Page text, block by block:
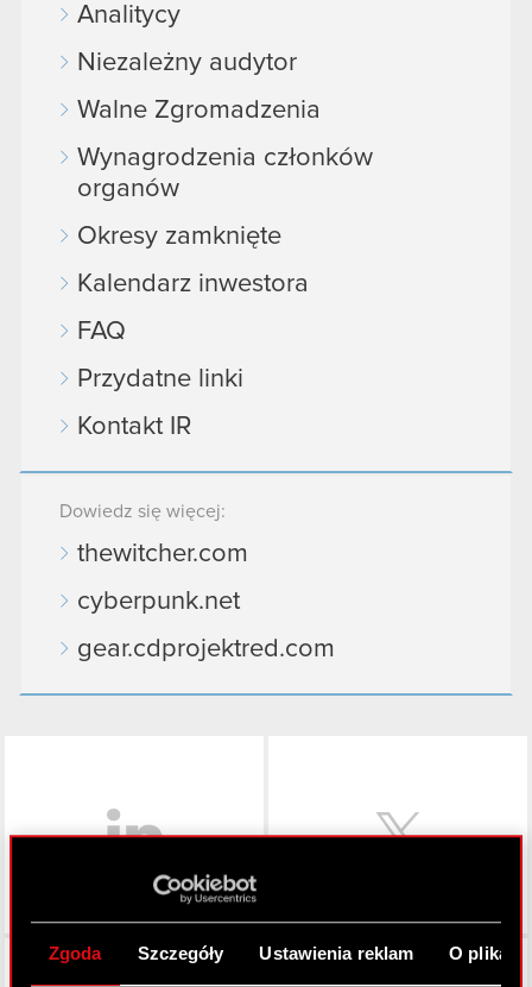
Zgoda Szczegóły Ustawienia reklam O
Analitycy
Niezależny audytor
Walne Zgromadzenia
Wynagrodzenia członków
organów
Okresy zamknięte
Kalendarz inwestora
FAQ
Przydatne linki
Kontakt IR
Dowiedz się więcej:
thewitcher.com
cyberpunk.net
gear.cdprojektred.com
Facebook